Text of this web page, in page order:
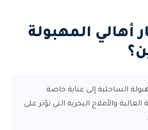
أهالي المهبولة
الساحلية إلى عناية خاصة
والأملاح البحرية التي تؤثر على